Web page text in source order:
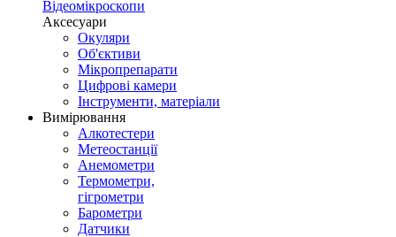
Відеомікроскопи
Аксесуари
Окуляри
Об'єктиви
Мікропрепарати
Цифрові камери
Інструменти, матеріали
Вимірювання
Алкотестери
Метеостанції
Анемометри
Термометри,
гігрометри
Барометри
Датчики